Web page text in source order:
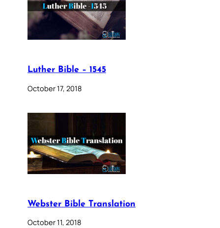
Luther Bible – 1545
October 17, 2018
Webster Bible Translation
October 11, 2018